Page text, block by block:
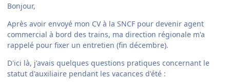
Bonjour,
Après avoir envoyé mon CV à la SNCF pour devenir agent
commercial à bord des trains, ma direction régionale m'a
rappelé pour fixer un entretien (fin décembre).
D'ici là, j'avais quelques questions pratiques concernant le
statut d'auxiliaire pendant les vacances d'été :